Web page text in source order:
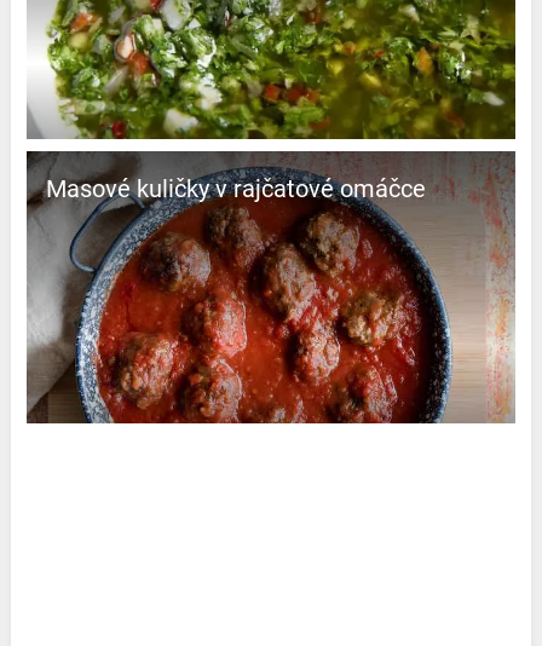
Masové kuličky v rajčatové omáčce